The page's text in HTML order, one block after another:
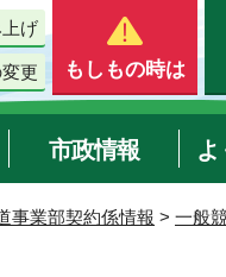
げ
更 もしもの時は
市政情報 よ
事業部契約係情報 > 一般